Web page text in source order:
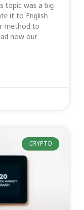
topic was a big
it to English
method to
now our
CRYPTO